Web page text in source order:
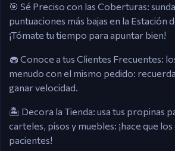
🎯 Sé Preciso con las Coberturas:
puntuaciones más bajas en la Estación
¡Tómate tu tiempo para apuntar bien!
🧁 Conoce a tus Clientes Frecuentes:
menudo con el mismo pedido:
ganar velocidad.
🏝️ Decora la Tienda: usa tus propinas
carteles, pisos y muebles: ¡hace que
pacientes!